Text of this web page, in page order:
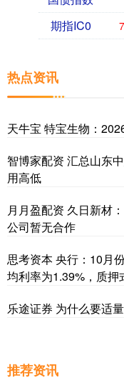
期指IC0
热点资讯
天牛宝 特宝生物：
智博家配资 汇总山东
用高低
月月盈配资 久日新材
公司暂无合作
思考资本 央行：10月
均利率为1.39%，质
乐途证券 为什么要适
推荐资讯